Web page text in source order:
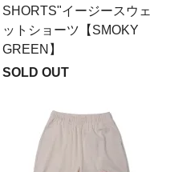
SHORTS"イージースウェ
ットショーツ【SMOKY
GREEN】
SOLD OUT